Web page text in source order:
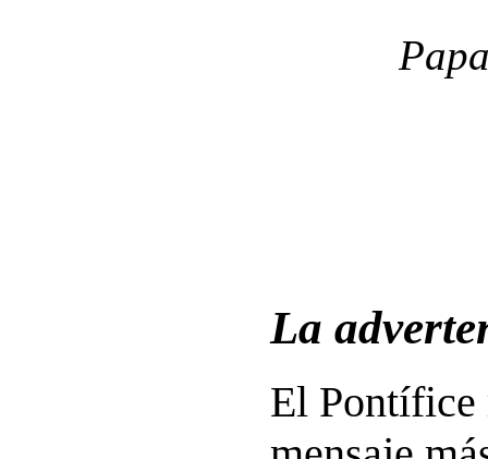
La
El Pontífice